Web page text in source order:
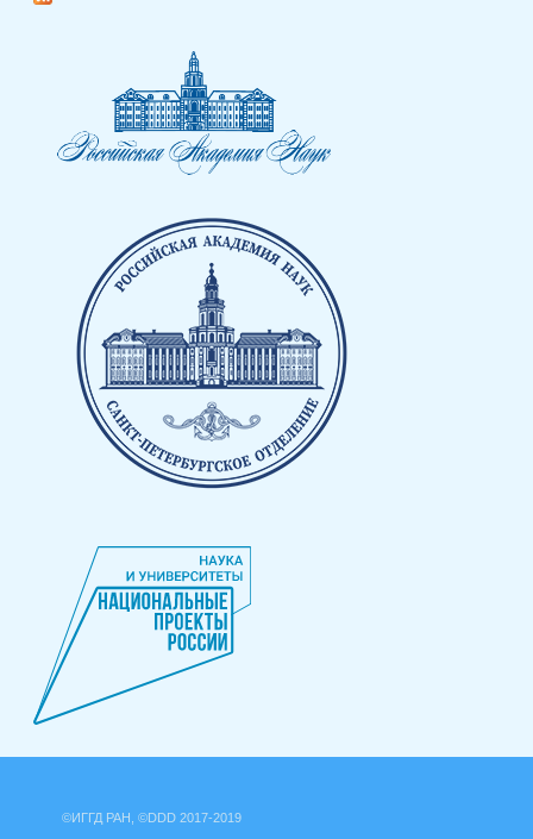
©ИГГД РАН, ©DDD 2017-2019